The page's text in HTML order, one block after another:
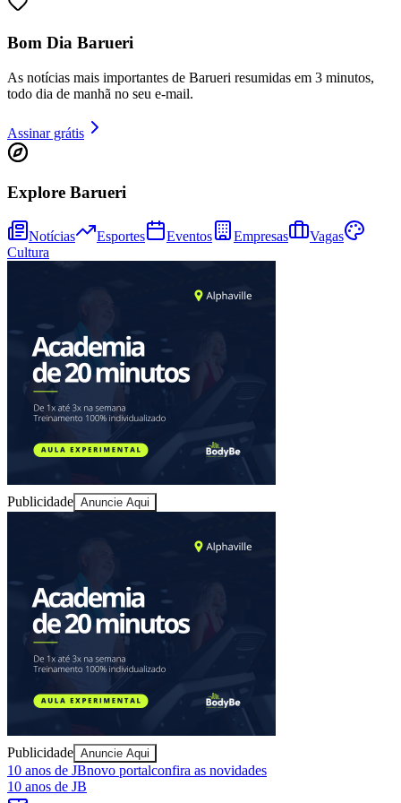
Ceará
Goiás
Bom Dia Barueri
As notícias mais importantes de Barueri resumidas em 3 minutos,
todo dia de manhã no seu e-mail.
Assinar grátis
Explore Barueri
Notícias Esportes Eventos Empresas
Vagas
Cultura
Publicidade Anuncie Aqui
Publicidade Anuncie Aqui
10 anos de JBnovo portalconfira as novidades
10 anos de JB